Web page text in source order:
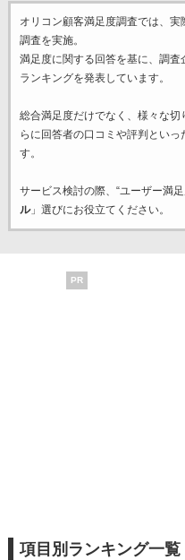
オリコン顧客満足度調査では、実
調査を実施。
満足度に関する回答を基に、調査
ランキングを発表しています。
総合満足度だけでなく、様々な切
らに回答者の口コミや評判とい
す。
サービス検討の際、“ユーザー満
ル」選びにお役立てください。
PR
項目別ランキング一覧